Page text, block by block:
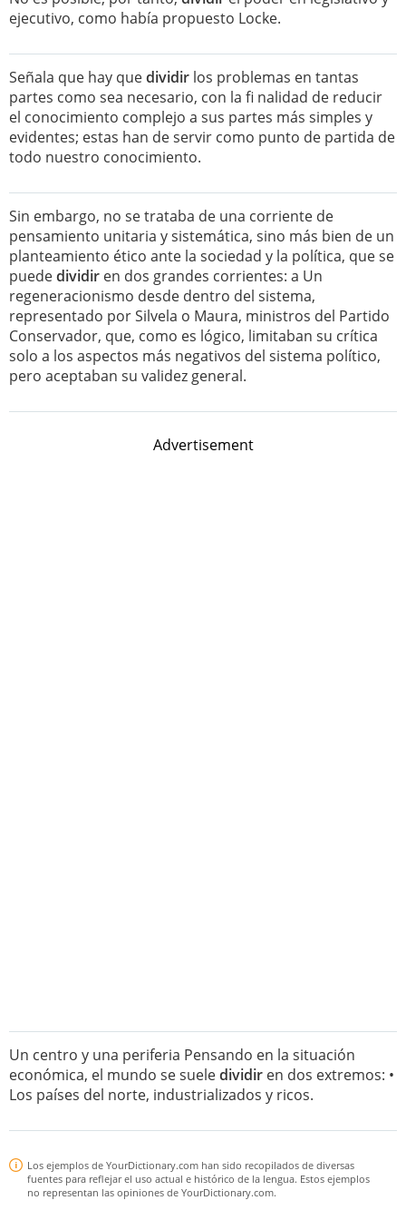
ejecutivo, como había propuesto Locke.
Señala que hay quedividir los problemas en tantas
partes como sea necesario, con la fi nalidad de reducir
el conocimiento complejo a sus partes más simples y
evidentes; estas han de servir como punto de partida de
todo nuestro conocimiento.
Sin embargo, no se trataba de una corriente de
pensamiento unitaria y sistemática, sino más bien de un
planteamiento ético ante la sociedad y la política, que se
puededividir en dos grandes corrientes: a Un
regeneracionismo desde dentro del sistema,
representado por Silvela o Maura, ministros del Partido
Conservador, que, como es lógico, limitaban su crítica
solo a los aspectos más negativos del sistema político,
pero aceptaban su validez general.
Advertisement
Un centro y una periferia Pensando en la situación
económica, el mundo se sueledividir en dos extremos: •
Los países del norte, industrializados y ricos.
Los ejemplos de YourDictionary.com han sido recopilados de diversas
fuentes para reflejar el uso actual e histórico de la lengua. Estos ejemplos
no representan las opiniones de YourDictionary.com.